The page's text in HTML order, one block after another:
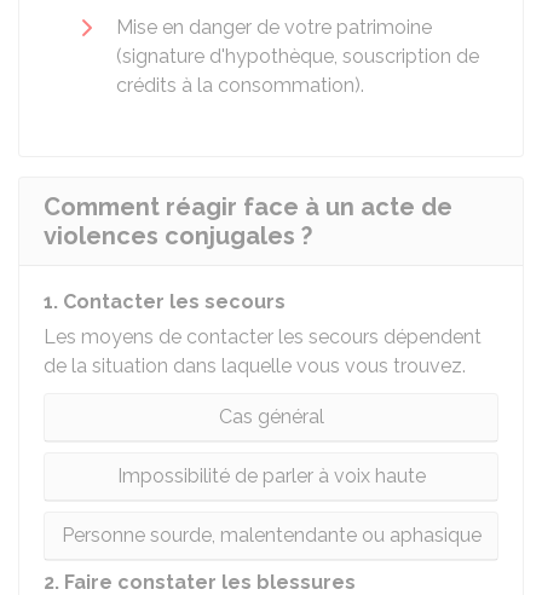
Mise en danger de votre patrimoine
(signature d'hypothèque, souscription de
crédits à la consommation).
Comment réagir face à un acte de
violences conjugales ?
1. Contacter les secours
Les moyens de contacter les secours dépendent
de la situation dans laquelle vous vous trouvez.
Cas général
Impossibilité de parler à voix haute
Personne sourde, malentendante ou aphasique
2. Faire constater les blessures